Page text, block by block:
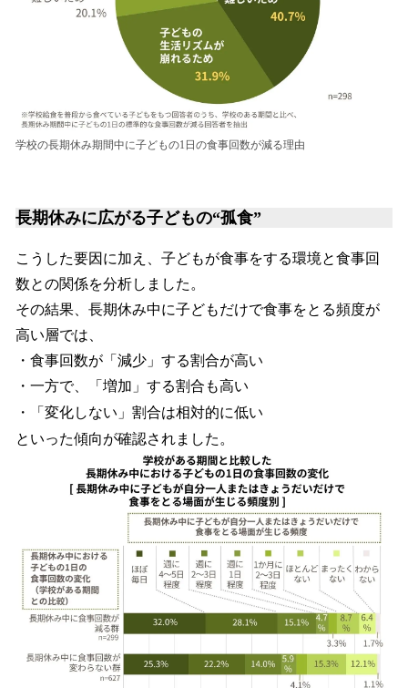
学校の長期休み期間中に子どもの1日の食事回数が減る理由
長期休みに広がる子どもの“孤食”
こうした要因に加え、子どもが食事をする環境と食事回
数との関係を分析しました。
その結果、長期休み中に子どもだけで食事をとる頻度が
高い層では、
・食事回数が「減少」する割合が高い
・一方で、「増加」する割合も高い
・「変化しない」割合は相対的に低い
といった傾向が確認されました。